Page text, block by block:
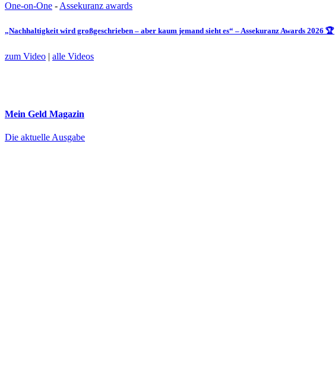
One-on-One -Assekuranz awards
„Nachhaltigkeit wird großgeschrieben – aber kaum jemand sieht es“ – Assekuranz Awards 2026 🏆
zum Video | alle Videos
Mein Geld Magazin
Die aktuelle Ausgabe